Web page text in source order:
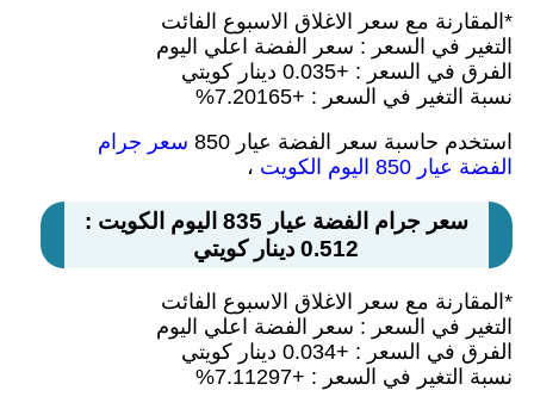
*المقارنة مع سعر الاغلاق الاسبوع الفائت
التغير في السعر : سعر الفضة اعلي اليوم
الفرق في السعر : +0.035 دينار كويتي
نسبة التغير في السعر : +7.20165%
استخدم حاسبة سعر الفضة عيار 850
سعر جرام
الفضة عيار 850 اليوم الكويت
،
سعر جرام الفضة عيار 835 اليوم الكويت :
0.512 دينار كويتي
*المقارنة مع سعر الاغلاق الاسبوع الفائت
التغير في السعر : سعر الفضة اعلي اليوم
الفرق في السعر : +0.034 دينار كويتي
نسبة التغير في السعر : +7.11297%